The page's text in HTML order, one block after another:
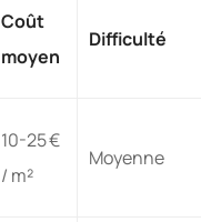
Coût
moyen
Difficulté
10-25 €
/ m²
Moyenne